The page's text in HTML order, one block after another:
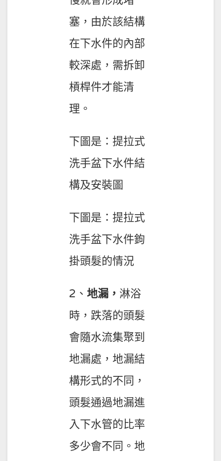
塞，由於該結構
在下水件的內部
較深處，需拆卸
槓桿件才能清
理。
下圖是：提拉式
洗手盆下水件結
構及安裝圖
下圖是：提拉式
洗手盆下水件鉤
掛頭髮的情況
2、 地漏， 淋浴
時，跌落的頭髮
會隨水流集聚到
地漏處，地漏結
構形式的不同，
頭髮通過地漏進
入下水管的比率
多少會不同。地